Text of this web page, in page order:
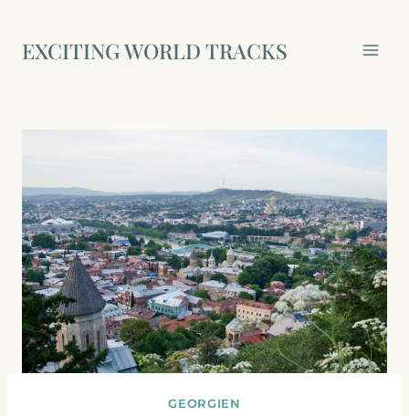
springen
EXCITING WORLD TRACKS
GEORGIEN